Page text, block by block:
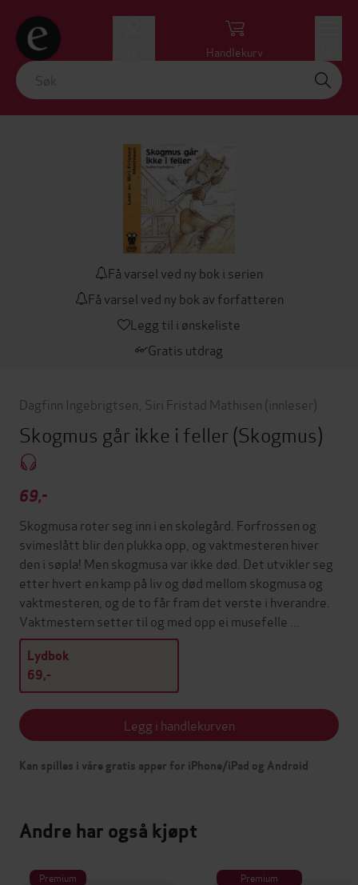
Handlekurv
Få varsel ved ny bok i serien
Få varsel ved ny bok av forfatteren
Legg til i ønskeliste
Gratis utdrag
Dagfinn Ingebrigtsen Siri Fristad Mathisen (innleser)
Skogmus går ikke i feller(Skogmus)
69,-
Skogmusa roter seg inn i en skolegård. Forfrossen og
svimeslått blir den plukka opp, og vaktmesteren hiver
den i søpla! Men skogmusa var ikke død. Det utvikler seg
etter hvert en kamp på liv og død mellom skogmusa og
vaktmesteren, og de to får fram det verste i hverandre.
Vaktmestern setter til og med opp ei musefelle ...
Lydbok
69,-
Legg i handlekurven
Kan spilles i våre gratis apper for iPhone/iPad og Android
Andre har også kjøpt
Premium
Premium